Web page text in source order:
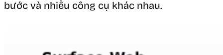
bước và nhiều công cụ khác nhau.